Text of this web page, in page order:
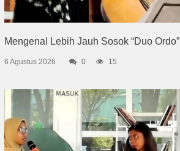
Mengenal Lebih Jauh Sosok “Duo Ordo”
6 Agustus 2026 0 15